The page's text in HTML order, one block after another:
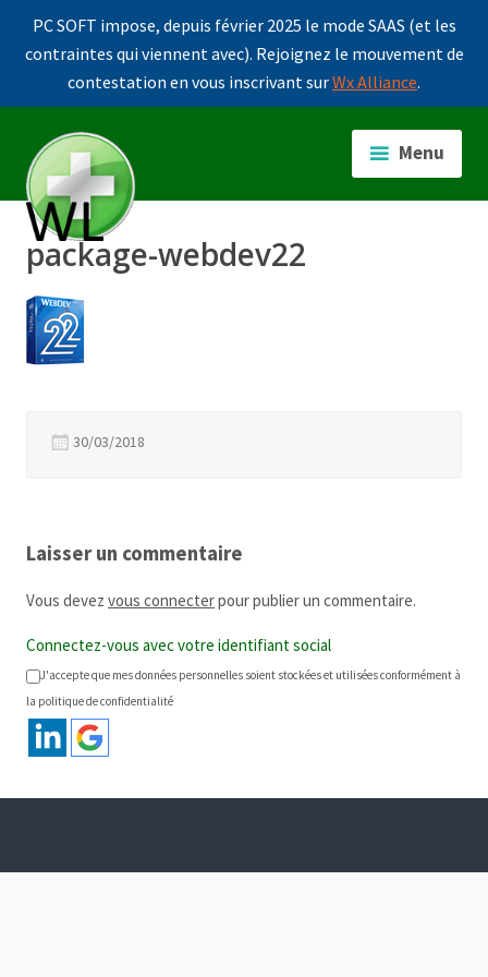
PC SOFT impose, depuis février 2025 le mode SAAS (et les
contraintes qui viennent avec). Rejoignez le mouvement de
contestation en vous inscrivant surWx Alliance.
contenu
principal
Menu
package-webdev22
30/03/2018
Laisser un commentaire
Vous devez vous connecterpour publier un commentaire.
Connectez-vous avec votre identifiant social
J'accepte que mes données personnelles soient stockées et utilisées conformément à
la politique de confidentialité